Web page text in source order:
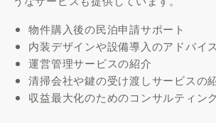
物件購入後の民泊申請サポート
内装デザインや設備導入のアドバイス
運営管理サービスの紹介
清掃会社や鍵の受け渡しサービスの
収益最大化のためのコンサルティン